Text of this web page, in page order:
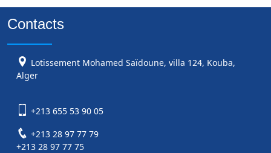
Contacts
Lotissement Mohamed Saïdoune, villa 124, Kouba,
Alger
+213 655 53 90 05
+213 28 97 77 79
+213 28 97 77 75